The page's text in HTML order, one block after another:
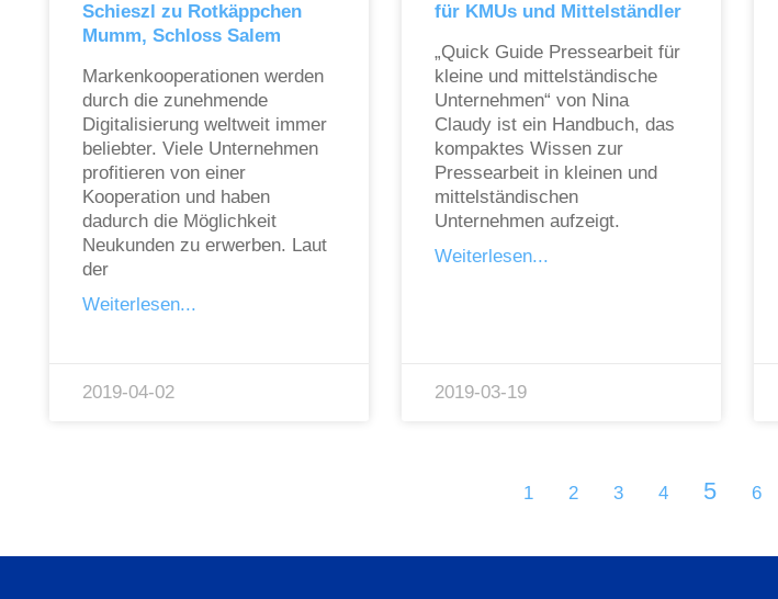
Schieszl zu Rotkäppchen
Mumm, Schloss Salem
Markenkooperationen werden
durch die zunehmende
Digitalisierung weltweit immer
beliebter. Viele Unternehmen
profitieren von einer
Kooperation und haben
dadurch die Möglichkeit
Neukunden zu erwerben. Laut
der
Weiterlesen...
2019-04-02
für KMUs und Mittelständler
„Quick Guide Pressearbeit für
kleine und mittelständische
Unternehmen“ von Nina
Claudy ist ein Handbuch, das
kompaktes Wissen zur
Pressearbeit in kleinen und
mittelständischen
Unternehmen aufzeigt.
Weiterlesen...
2019-03-19
1 2 3 4 5 6